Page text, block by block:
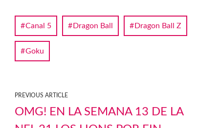
Canal 5 Dragon Ball Dragon Ball Z
Goku
PREVIOUS ARTICLE
OMG! EN LA SEMANA 13 DE LA